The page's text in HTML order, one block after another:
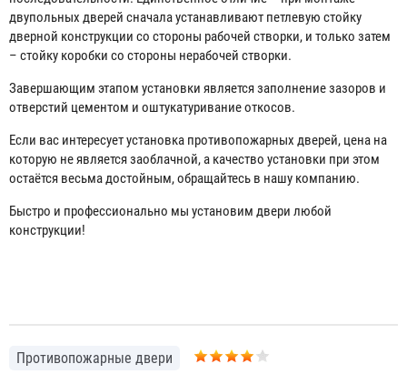
двупольных дверей сначала устанавливают петлевую стойку
дверной конструкции со стороны рабочей створки, и только затем
– стойку коробки со стороны нерабочей створки.
Завершающим этапом установки является заполнение зазоров и
отверстий цементом и оштукатуривание откосов.
Если вас интересует установка противопожарных дверей, цена на
которую не является заоблачной, а качество установки при этом
остаётся весьма достойным, обращайтесь в нашу компанию.
Быстро и профессионально мы установим двери любой
конструкции!
Противопожарные двери